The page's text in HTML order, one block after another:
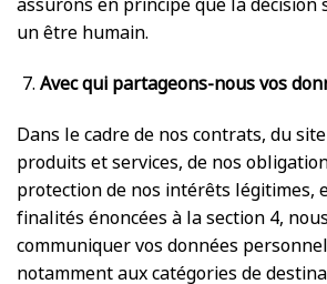
assurons en principe que la décision
un être humain.
Avec qui partageons-nous vos
Dans le cadre de nos contrats, du
produits et services, de nos
protection de nos intérêts légitimes,
finalités énoncées à la section 4,
communiquer vos données
notamment aux catégories de